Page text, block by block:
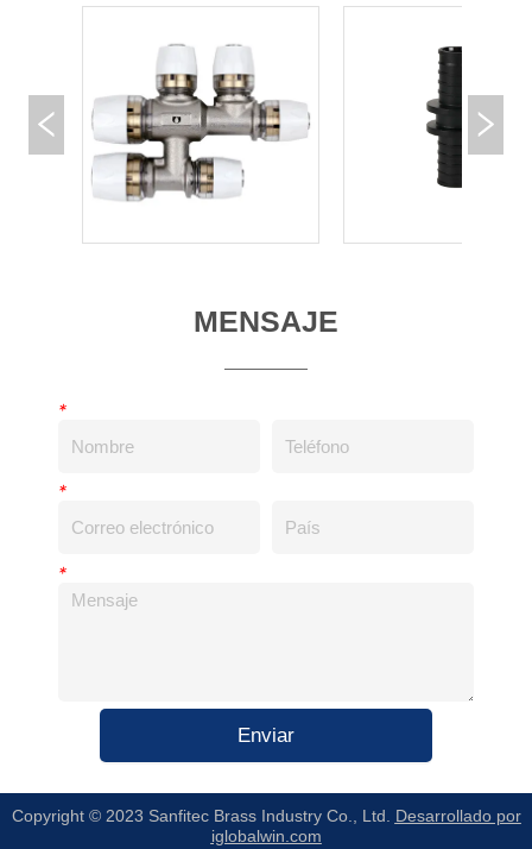
MENSAJE
*
*
*
Enviar
Copyright © 2023 Sanfitec Brass Industry Co., Ltd. Desarrollado por
iglobalwin.com